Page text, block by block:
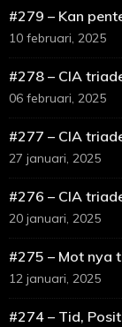
#279 – Kan
10 februari, 2025
#278 – CIA
06 februari, 2025
#277 – CIA
27 januari, 2025
#276 – CIA
20 januari, 2025
#275 – Mot nya
12 januari, 2025
#274 – Tid,